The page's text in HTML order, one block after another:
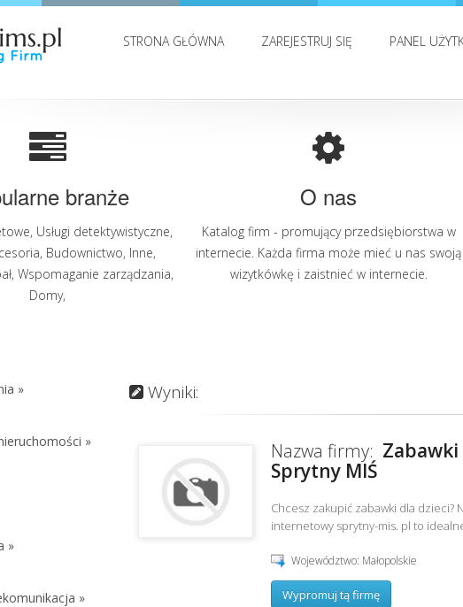
STRONA GŁÓWNA ZAREJESTRUJ SIĘ PANEL
branże
, Usługi detektywistyczne,
, Budownictwo, Inne,
, Wspomaganie zarządzania,
Domy,
O nas
Katalog firm - promujący przedsiębiorstwa w
internecie. Każda firma może mieć u nas swoją
wizytkówkę i zaistnieć w internecie.
»
»
»
»
Wyniki:
Nazwa firmy:
Sprytny MIŚ
Chcesz zakupić zabawki dla dzieci?
internetowy sprytny-mis. pl to
Województwo: Małopolskie
Wypromuj tą firmę